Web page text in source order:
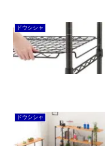
ドウシシャ
ドウシシャ